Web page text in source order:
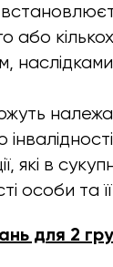
або
які в
особи та
для 2